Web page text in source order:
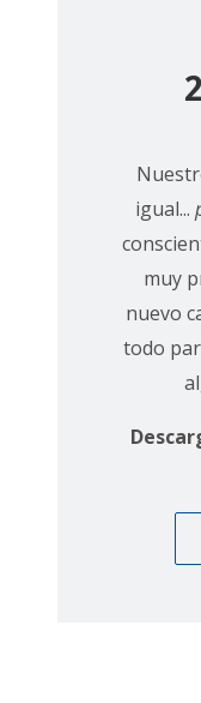
igual...
muy
nuevo
todo